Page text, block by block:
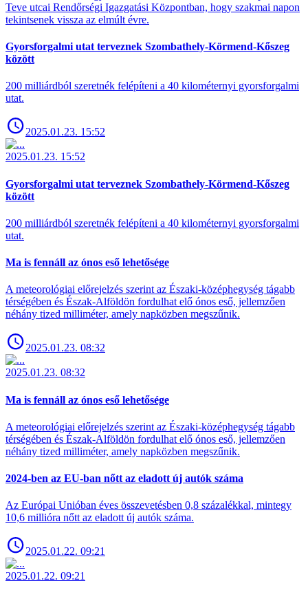
Teve utcai Rendőrségi Igazgatási Központban, hogy szakmai napon
tekintsenek vissza az elmúlt évre.
Gyorsforgalmi utat terveznek Szombathely-Körmend-Kőszeg
között
200 milliárdból szeretnék felépíteni a 40 kilométernyi gyorsforgalmi
utat.
2025.01.23. 15:52
2025.01.23. 15:52
Gyorsforgalmi utat terveznek Szombathely-Körmend-Kőszeg
között
200 milliárdból szeretnék felépíteni a 40 kilométernyi gyorsforgalmi
utat.
Ma is fennáll az ónos eső lehetősége
A meteorológiai előrejelzés szerint az Északi-középhegység tágabb
térségében és Észak-Alföldön fordulhat elő ónos eső, jellemzően
néhány tized milliméter, amely napközben megszűnik.
2025.01.23. 08:32
2025.01.23. 08:32
Ma is fennáll az ónos eső lehetősége
A meteorológiai előrejelzés szerint az Északi-középhegység tágabb
térségében és Észak-Alföldön fordulhat elő ónos eső, jellemzően
néhány tized milliméter, amely napközben megszűnik.
2024-ben az EU-ban nőtt az eladott új autók száma
Az Európai Unióban éves összevetésben 0,8 százalékkal, mintegy
10,6 millióra nőtt az eladott új autók száma.
2025.01.22. 09:21
2025.01.22. 09:21